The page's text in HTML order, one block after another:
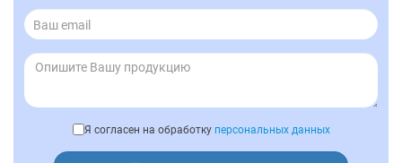
Я согласен на обработку персональных данных